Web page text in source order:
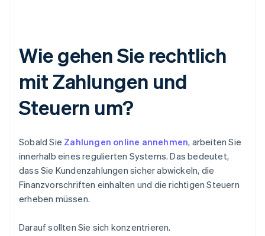
Wie gehen Sie rechtlich
mit Zahlungen und
Steuern um?
Sobald Sie Zahlungen online annehmen, arbeiten Sie
innerhalb eines regulierten Systems. Das bedeutet,
dass Sie Kundenzahlungen sicher abwickeln, die
Finanzvorschriften einhalten und die richtigen Steuern
erheben müssen.
Darauf sollten Sie sich konzentrieren.